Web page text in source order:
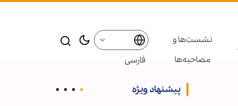
نشست‌ها و
مصاحبه‌ها
فارسی
پیشنهاد ویژه